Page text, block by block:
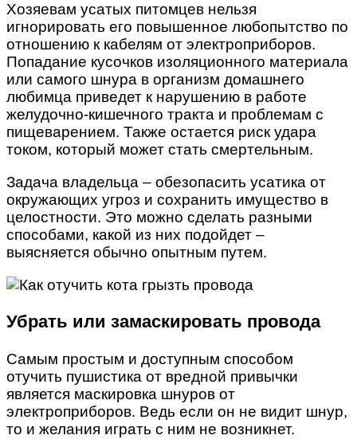
Хозяевам усатых питомцев нельзя
игнорировать его повышенное любопытство по
отношению к кабелям от электроприборов.
Попадание кусочков изоляционного материала
или самого шнура в организм домашнего
любимца приведет к нарушению в работе
желудочно-кишечного тракта и проблемам с
пищеварением. Также остается риск удара
током, который может стать смертельным.
Задача владельца – обезопасить усатика от
окружающих угроз и сохранить имущество в
целостности. Это можно сделать разными
способами, какой из них подойдет –
выясняется обычно опытным путем.
Убрать или замаскировать провода
Самым простым и доступным способом
отучить пушистика от вредной привычки
является маскировка шнуров от
электроприборов. Ведь если он не видит шнур,
то и желания играть с ним не возникнет.